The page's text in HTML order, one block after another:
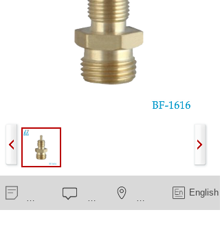
M12×M10×Φ1×Φ3.2 在线留言 English